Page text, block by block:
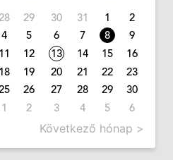
28 29 30 31 1
2
4 5 6 7 8
9
11 12 13 14 15
16
18 19 20 21 22
23
26 27 28 29
30
1 2 3 4 5 6
Következő hónap >